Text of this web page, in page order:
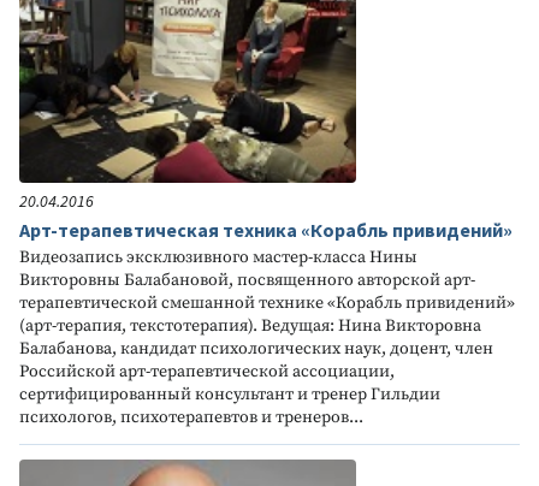
20.04.2016
Арт-терапевтическая техника «Корабль привидений»
Видеозапись эксклюзивного мастер-класса Нины
Викторовны Балабановой, посвященного авторской арт-
терапевтической смешанной технике «Корабль привидений»
(арт-терапия, текстотерапия). Ведущая: Нина Викторовна
Балабанова, кандидат психологических наук, доцент, член
Российской арт-терапевтической ассоциации,
сертифицированный консультант и тренер Гильдии
психологов, психотерапевтов и тренеров...